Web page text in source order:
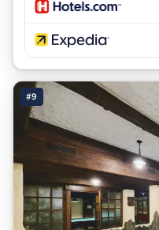
#9